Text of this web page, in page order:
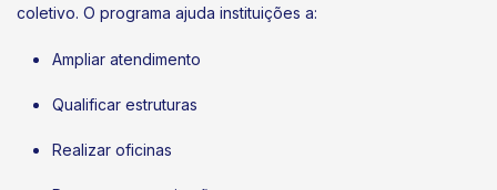
coletivo. O programa ajuda instituições a:
Ampliar atendimento
Qualificar estruturas
Realizar oficinas